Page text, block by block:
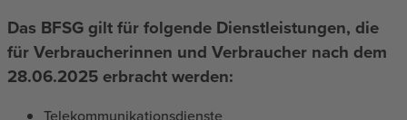
Das BFSG gilt für folgende Dienstleistungen, die
für Verbraucherinnen und Verbraucher nach dem
28.06.2025 erbracht werden:
Telekommunikationsdienste